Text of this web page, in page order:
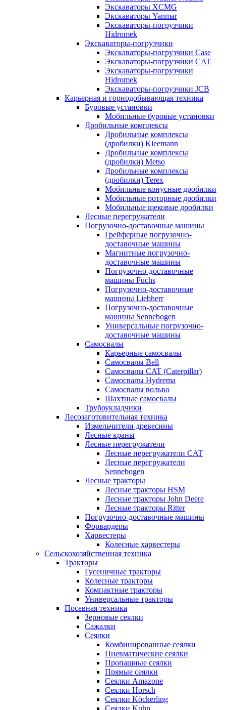
Экскаваторы XCMG
Экскаваторы Yanmar
Экскаваторы-погрузчики
Hidromek
Экскаваторы-погрузчики
Экскаваторы-погрузчики Case
Экскаваторы-погрузчики CAT
Экскаваторы-погрузчики
Hidromek
Экскаваторы-погрузчики JCB
Карьерная и горнодобывающая техника
Буровые установки
Мобильные буровые установки
Дробильные комплексы
Дробильные комплексы
(дробилки) Kleemann
Дробильные комплексы
(дробилки) Metso
Дробильные комплексы
(дробилки) Terex
Мобильные конусные дробилки
Мобильные роторные дробилки
Мобильные щековые дробилки
Лесные перегружатели
Погрузочно-доставочные машины
Грейферные погрузочно-
доставочные машины
Магнитные погрузочно-
доставочные машины
Погрузочно-доставочные
машины Fuchs
Погрузочно-доставочные
машины Liebherr
Погрузочно-доставочные
машины Sennebogen
Универсальные погрузочно-
доставочные машины
Самосвалы
Карьерные самосвалы
Самосвалы Bell
Самосвалы CAT (Caterpillar)
Самосвалы Hydrema
Самосвалы вольво
Шахтные самосвалы
Трубоукладчики
Лесозаготовительная техника
Измельчители древесины
Лесные краны
Лесные перегружатели
Лесные перегружатели CAT
Лесные перегружатели
Sennebogen
Лесные тракторы
Лесные тракторы HSM
Лесные тракторы John Deere
Лесные тракторы Ritter
Погрузочно-доставочные машины
Форвардеры
Харвестеры
Колесные харвестеры
Сельскохозяйственная техника
Тракторы
Гусеничные тракторы
Колесные тракторы
Компактные тракторы
Универсальные тракторы
Посевная техника
Зерновые сеялки
Сажалки
Сеялки
Комбинированные сеялки
Пневматические сеялки
Пропашные сеялки
Прямые сеялки
Сеялки Amazone
Сеялки Horsch
Сеялки Köckerling
Сеялки Kuhn